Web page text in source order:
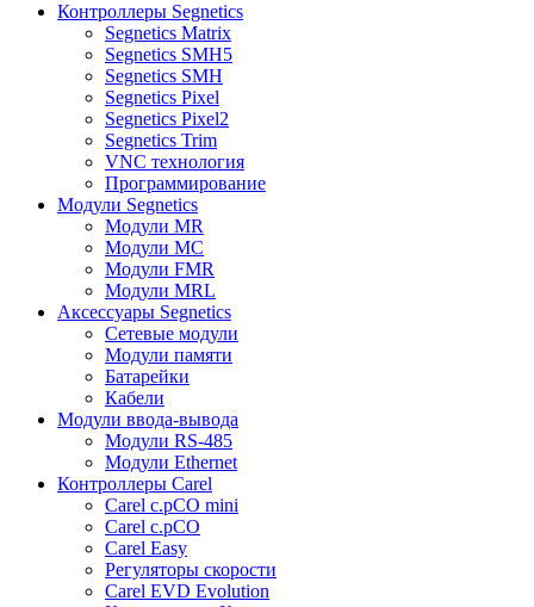
Контроллеры Segnetics
Segnetics Matrix
Segnetics SMH5
Segnetics SMH
Segnetics Pixel
Segnetics Pixel2
Segnetics Trim
VNC технология
Программирование
Модули Segnetics
Модули MR
Модули MC
Модули FMR
Модули MRL
Аксессуары Segnetics
Сетевые модули
Модули памяти
Батарейки
Кабели
Модули ввода-вывода
Модули RS-485
Модули Ethernet
Контроллеры Carel
Carel c.pCO mini
Carel c.pCO
Carel Easy
Регуляторы скорости
Carel EVD Evolution